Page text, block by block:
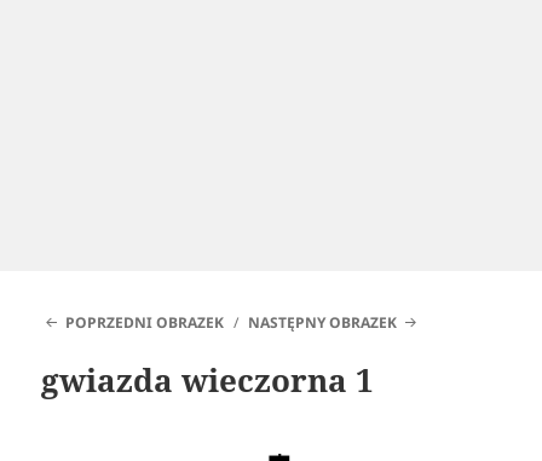
POPRZEDNI OBRAZEK NASTĘPNY OBRAZEK
gwiazda wieczorna 1